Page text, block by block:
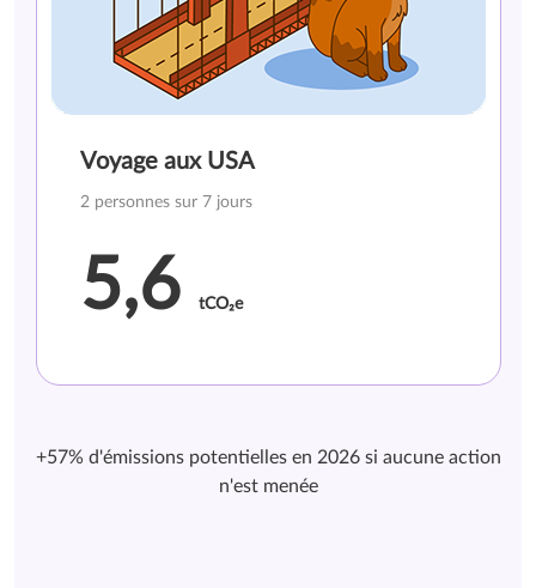
Voyage aux USA
2 personnes sur 7 jours
5,6 tCO₂e
+57% d'émissions potentielles en 2026 si aucune action
n'est menée